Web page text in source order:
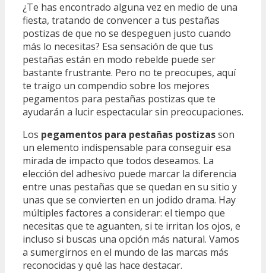
¿Te has encontrado alguna vez en medio de una
fiesta, tratando de convencer a tus pestañas
postizas de que no se despeguen justo cuando
más lo necesitas? Esa sensación de que tus
pestañas están en modo rebelde puede ser
bastante frustrante. Pero no te preocupes, aquí
te traigo un compendio sobre los mejores
pegamentos para pestañas postizas que te
ayudarán a lucir espectacular sin preocupaciones.
Los pegamentos para pestañas postizasson
un elemento indispensable para conseguir esa
mirada de impacto que todos deseamos. La
elección del adhesivo puede marcar la diferencia
entre unas pestañas que se quedan en su sitio y
unas que se convierten en un jodido drama. Hay
múltiples factores a considerar: el tiempo que
necesitas que te aguanten, si te irritan los ojos, e
incluso si buscas una opción más natural. Vamos
a sumergirnos en el mundo de las marcas más
reconocidas y qué las hace destacar.